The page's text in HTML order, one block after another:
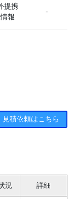
提携
報
-
積依頼はこちら
況 詳細